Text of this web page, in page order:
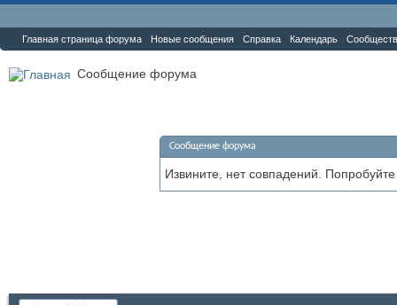
Главная страница форума Новые сообщения Справка Календарь
Сообщение форума
Сообщение форума
Извините, нет совпадений.